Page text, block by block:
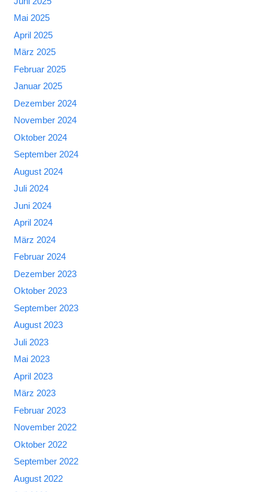
Mai 2025
April 2025
März 2025
Februar 2025
Januar 2025
Dezember 2024
November 2024
Oktober 2024
September 2024
August 2024
Juli 2024
Juni 2024
April 2024
März 2024
Februar 2024
Dezember 2023
Oktober 2023
September 2023
August 2023
Juli 2023
Mai 2023
April 2023
März 2023
Februar 2023
November 2022
Oktober 2022
September 2022
August 2022